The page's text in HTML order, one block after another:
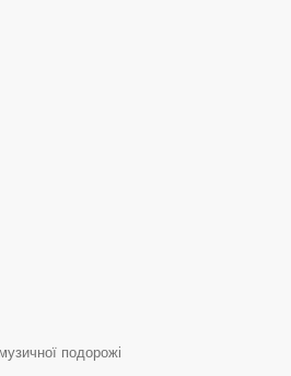
подорожі